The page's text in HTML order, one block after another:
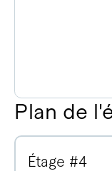
Plan de
Étage #4